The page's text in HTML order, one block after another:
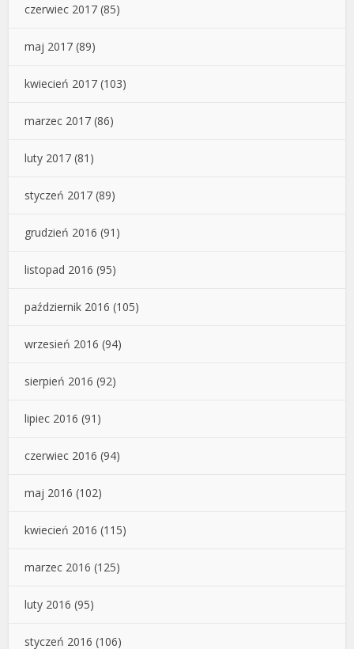
czerwiec 2017 (85)
maj 2017 (89)
kwiecień 2017 (103)
marzec 2017 (86)
luty 2017 (81)
styczeń 2017 (89)
grudzień 2016 (91)
listopad 2016 (95)
październik 2016 (105)
wrzesień 2016 (94)
sierpień 2016 (92)
lipiec 2016 (91)
czerwiec 2016 (94)
maj 2016 (102)
kwiecień 2016 (115)
marzec 2016 (125)
luty 2016 (95)
styczeń 2016 (106)